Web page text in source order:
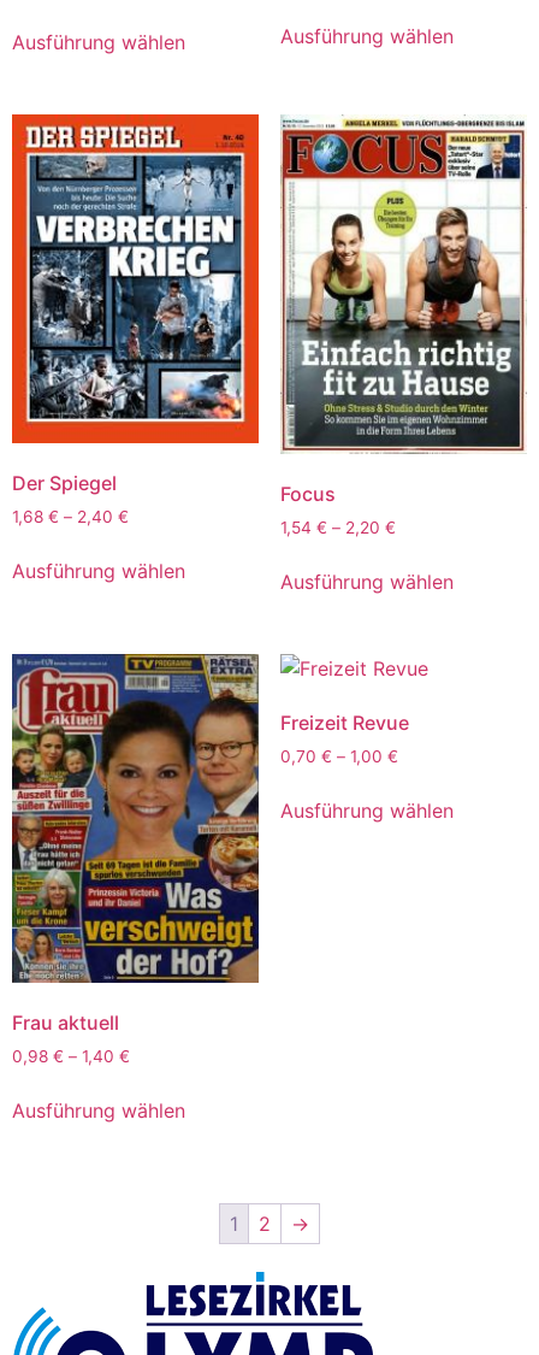
Ausführung wählen Ausführung wählen
Der Spiegel
1,68 € – 2,40 €
Ausführung wählen
Focus
1,54 € – 2,20 €
Ausführung wählen
Frau aktuell
0,98 € – 1,40 €
Ausführung wählen
Freizeit Revue
0,70 € – 1,00 €
Ausführung wählen
1 2 →